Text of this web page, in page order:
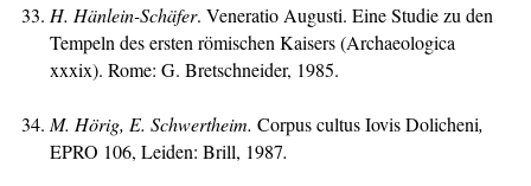
H. Hänlein-Schäfer. Veneratio Augusti. Eine Studie zu den
Tempeln des ersten römischen Kaisers (Archaeologica
xxxix). Rome: G. Bretschneider, 1985.
M. Hörig, E. Schwertheim. Corpus cultus Iovis Dolicheni,
EPRO 106, Leiden: Brill, 1987.